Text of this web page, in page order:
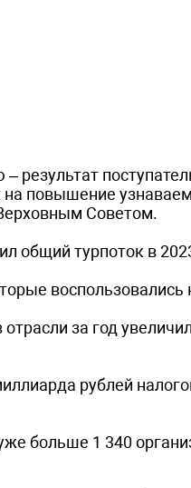
результат
повышение
Советом.
общий турпоток в
за год
рублей
больше 1 340